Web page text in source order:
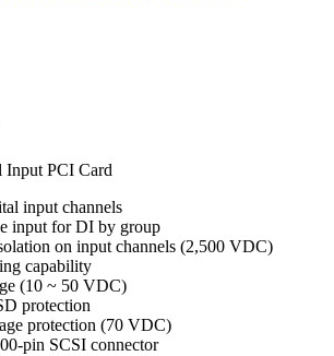
Input PCI Card
input channels
input for DI by group
on input channels (2,500 VDC)
capability
(10 ~ 50 VDC)
protection
protection (70 VDC)
pin SCSI connector